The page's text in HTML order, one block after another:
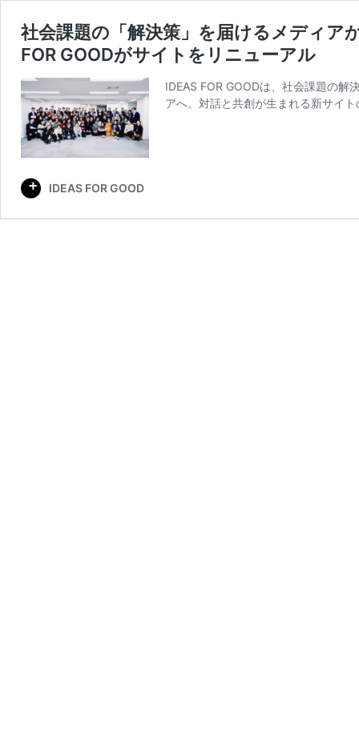
社会課題の「解決策」を届けるメディア
FOR GOODがサイトをリニューアル
IDEAS FOR GOODは、社会課題の解
アへ。対話と共創が生まれる新サイ
IDEAS FOR GOOD